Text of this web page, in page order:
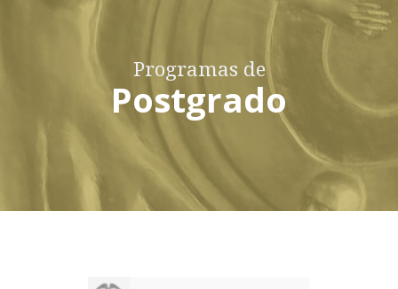
Programas de
Postgrado